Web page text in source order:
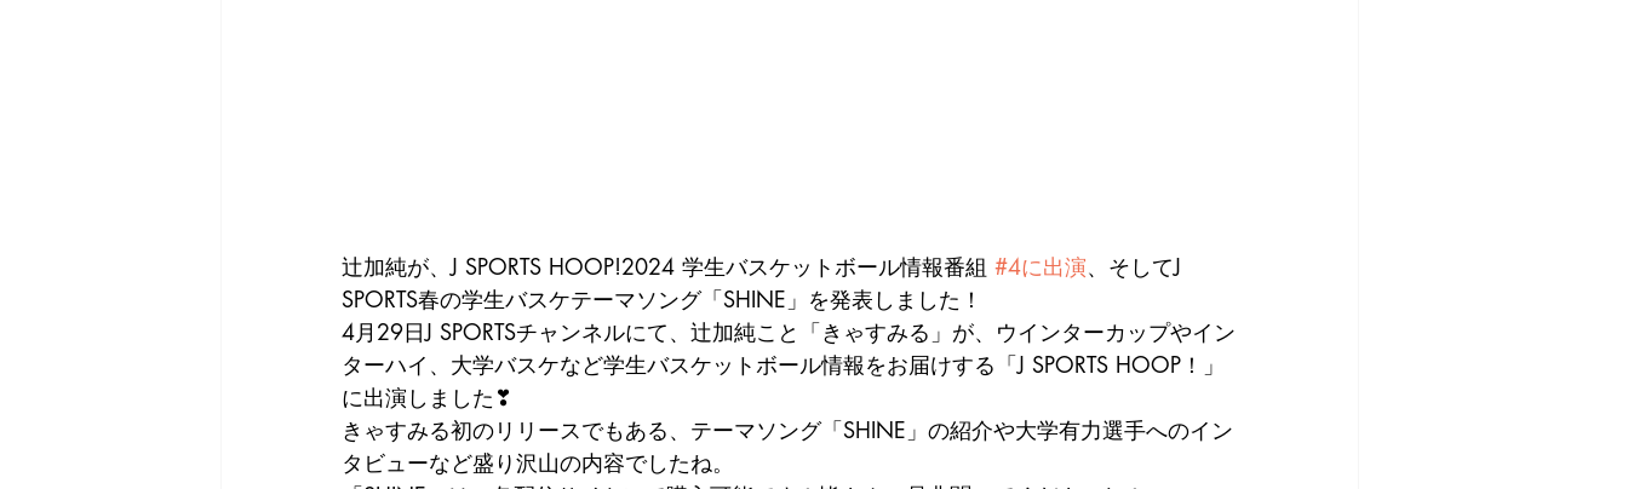
辻加純が、J SPORTS HOOP!2024 学生バスケットボール情報番組 #4に出演、そしてJ
SPORTS春の学生バスケテーマソング「SHINE」を発表しました！
4月29日J SPORTSチャンネルにて、辻加純こと「きゃすみる」が、ウインターカップやイン
ターハイ、大学バスケなど学生バスケットボール情報をお届けする「J SPORTS HOOP！」
に出演しました❣
きゃすみる初のリリースでもある、テーマソング「SHINE」の紹介や大学有力選手へのイン
タビューなど盛り沢山の内容でしたね。